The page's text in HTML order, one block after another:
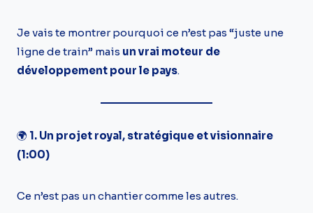
Je vais te montrer pourquoi ce n’est pas “juste une
ligne de train” mais un vrai moteur de
développement pour le pays.
🌍 1. Un projet royal, stratégique et visionnaire
(1:00)
Ce n’est pas un chantier comme les autres.